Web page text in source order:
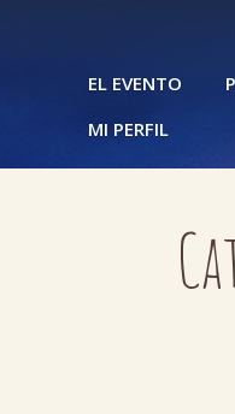
EL EVENTO
MI PERFIL